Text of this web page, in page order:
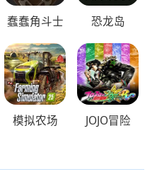
蠢蠢角斗士 恐龙岛
模拟农场 JOJO冒险